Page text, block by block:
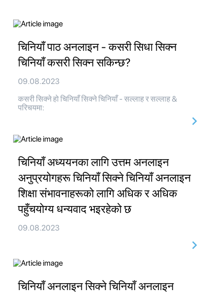
चिनियाँ पाठ अनलाइन - कसरी सिधा सिक्न
चिनियाँ कसरी सिक्न सकिन्छ?
09.08.2023
कसरी सिक्ने हो चिनियाँ सिक्ने चिनियाँ - सल्लाह र सल्लाह &
परिचयमा:
चिनियाँ अध्ययनका लागि उत्तम अनलाइन
अनुप्रयोगहरू चिनियाँ सिक्ने चिनियाँ अनलाइन
शिक्षा संभावनाहरूको लागि अधिक र अधिक
पहुँचयोग्य धन्यवाद भइरहेको छ
09.08.2023
चिनियाँ अनलाइन सिक्ने चिनियाँ अनलाइन